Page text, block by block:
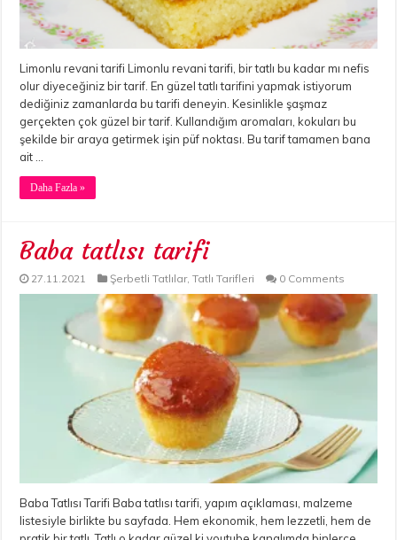
Limonlu revani tarifi Limonlu revani tarifi, bir tatlı bu kadar mı nefis
olur diyeceğiniz bir tarif. En güzel tatlı tarifini yapmak istiyorum
dediğiniz zamanlarda bu tarifi deneyin. Kesinlikle şaşmaz
gerçekten çok güzel bir tarif. Kullandığım aromaları, kokuları bu
şekilde bir araya getirmek işin püf noktası. Bu tarif tamamen bana
ait …
Daha Fazla »
Baba tatlısı tarifi
27.11.2021 Şerbetli Tatlılar,Tatlı Tarifleri 0 Comments
Baba Tatlısı Tarifi Baba tatlısı tarifi, yapım açıklaması, malzeme
listesiyle birlikte bu sayfada. Hem ekonomik, hem lezzetli, hem de